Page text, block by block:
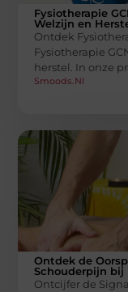
Fysiotherapie
Welzijn en
Ontdek
Fysiotherapie
herstel. In onze
Smoods.nl
Ontdek de
Schouderpijn bij
Ontcijfer de